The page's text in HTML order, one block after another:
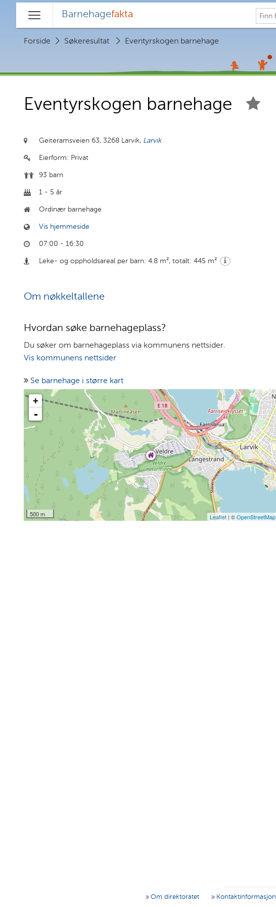
Hovedmeny
Barnehagefakta
Forside Søkeresultat Eventyrskogen barnehage
Eventyrskogen barnehage
Geiteramsveien 63, 3268 Larvik, Larvik
Eierform: Privat
93 barn
1 - 5 år
Ordinær barnehage
Vis hjemmeside
07:00 - 16:30
Leke- og oppholdsareal per barn: 4.8 m², totalt: 445 m²
Om nøkkeltallene
Hvordan søke barnehageplass?
Du søker om barnehageplass via kommunens nettsider.
Vis kommunens nettsider
Se barnehage i større kart
+
-
500 m Leaflet | ©OpenStreetMap
Om direktoratet Kontaktinformasjon